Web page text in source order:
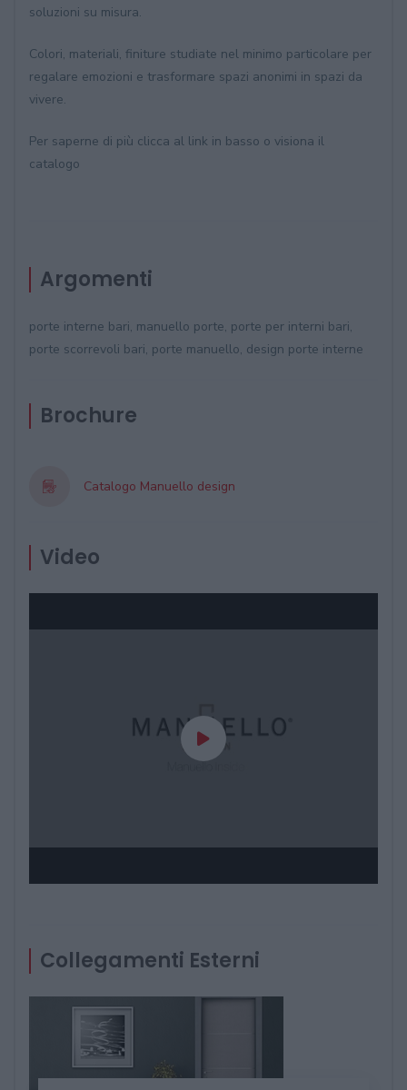
soluzioni su misura.
Colori, materiali, finiture studiate nel minimo particolare per
regalare emozioni e trasformare spazi anonimi in spazi da
vivere.
Per saperne di più clicca al link in basso o visiona il
catalogo
Argomenti
porte interne bari, manuello porte, porte per interni bari,
porte scorrevoli bari, porte manuello, design porte interne
Brochure
Catalogo Manuello design
Video
Collegamenti Esterni